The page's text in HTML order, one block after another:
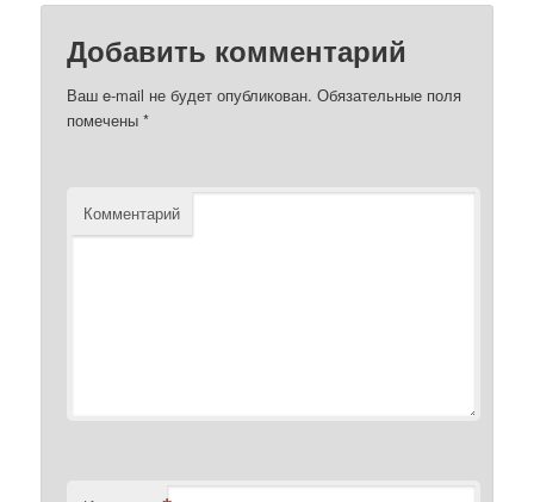
Добавить комментарий
Ваш e-mail не будет опубликован. Обязательные поля
помечены*
Комментарий